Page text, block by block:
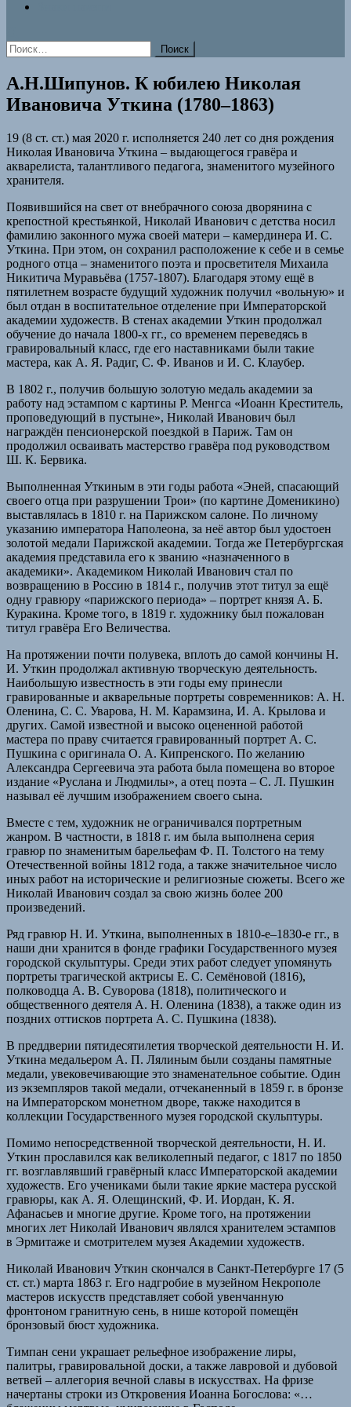
Найти:
А.Н.Шипунов. К юбилею Николая
Ивановича Уткина (1780–1863)
19 (8 ст. ст.) мая 2020 г. исполняется 240 лет со дня рождения
Николая Ивановича Уткина – выдающегося гравёра и
акварелиста, талантливого педагога, знаменитого музейного
хранителя.
Появившийся на свет от внебрачного союза дворянина с
крепостной крестьянкой, Николай Иванович с детства носил
фамилию законного мужа своей матери – камердинера И. С.
Уткина. При этом, он сохранил расположение к себе и в семье
родного отца – знаменитого поэта и просветителя Михаила
Никитича Муравьёва (1757-1807). Благодаря этому ещё в
пятилетнем возрасте будущий художник получил «вольную» и
был отдан в воспитательное отделение при Императорской
академии художеств. В стенах академии Уткин продолжал
обучение до начала 1800-х гг., со временем переведясь в
гравировальный класс, где его наставниками были такие
мастера, как А. Я. Радиг, С. Ф. Иванов и И. С. Клаубер.
В 1802 г., получив большую золотую медаль академии за
работу над эстампом с картины Р. Менгса «Иоанн Креститель,
проповедующий в пустыне», Николай Иванович был
награждён пенсионерской поездкой в Париж. Там он
продолжил осваивать мастерство гравёра под руководством
Ш. К. Бервика.
Выполненная Уткиным в эти годы работа «Эней, спасающий
своего отца при разрушении Трои» (по картине Доменикино)
выставлялась в 1810 г. на Парижском салоне. По личному
указанию императора Наполеона, за неё автор был удостоен
золотой медали Парижской академии. Тогда же Петербургская
академия представила его к званию «назначенного в
академики». Академиком Николай Иванович стал по
возвращению в Россию в 1814 г., получив этот титул за ещё
одну гравюру «парижского периода» – портрет князя А. Б.
Куракина. Кроме того, в 1819 г. художнику был пожалован
титул гравёра Его Величества.
На протяжении почти полувека, вплоть до самой кончины Н.
И. Уткин продолжал активную творческую деятельность.
Наибольшую известность в эти годы ему принесли
гравированные и акварельные портреты современников: А. Н.
Оленина, С. С. Уварова, Н. М. Карамзина, И. А. Крылова и
других. Самой известной и высоко оцененной работой
мастера по праву считается гравированный портрет А. С.
Пушкина с оригинала О. А. Кипренского. По желанию
Александра Сергеевича эта работа была помещена во второе
издание «Руслана и Людмилы», а отец поэта – С. Л. Пушкин
называл её лучшим изображением своего сына.
Вместе с тем, художник не ограничивался портретным
жанром. В частности, в 1818 г. им была выполнена серия
гравюр по знаменитым барельефам Ф. П. Толстого на тему
Отечественной войны 1812 года, а также значительное число
иных работ на исторические и религиозные сюжеты. Всего же
Николай Иванович создал за свою жизнь более 200
произведений.
Ряд гравюр Н. И. Уткина, выполненных в 1810-е–1830-е гг., в
наши дни хранится в фонде графики Государственного музея
городской скульптуры. Среди этих работ следует упомянуть
портреты трагической актрисы Е. С. Семёновой (1816),
полководца А. В. Суворова (1818), политического и
общественного деятеля А. Н. Оленина (1838), а также один из
поздних оттисков портрета А. С. Пушкина (1838).
В преддверии пятидесятилетия творческой деятельности Н. И.
Уткина медальером А. П. Лялиным были созданы памятные
медали, увековечивающие это знаменательное событие. Один
из экземпляров такой медали, отчеканенный в 1859 г. в бронзе
на Императорском монетном дворе, также находится в
коллекции Государственного музея городской скульптуры.
Помимо непосредственной творческой деятельности, Н. И.
Уткин прославился как великолепный педагог, с 1817 по 1850
гг. возглавлявший гравёрный класс Императорской академии
художеств. Его учениками были такие яркие мастера русской
гравюры, как А. Я. Олещинский, Ф. И. Иордан, К. Я.
Афанасьев и многие другие. Кроме того, на протяжении
многих лет Николай Иванович являлся хранителем эстампов
в Эрмитаже и смотрителем музея Академии художеств.
Николай Иванович Уткин скончался в Санкт-Петербурге 17 (5
ст. ст.) марта 1863 г. Его надгробие в музейном Некрополе
мастеров искусств представляет собой увенчанную
фронтоном гранитную сень, в нише которой помещён
бронзовый бюст художника.
Тимпан сени украшает рельефное изображение лиры,
палитры, гравировальной доски, а также лавровой и дубовой
ветвей – аллегория вечной славы в искусствах. На фризе
начертаны строки из Откровения Иоанна Богослова: «…